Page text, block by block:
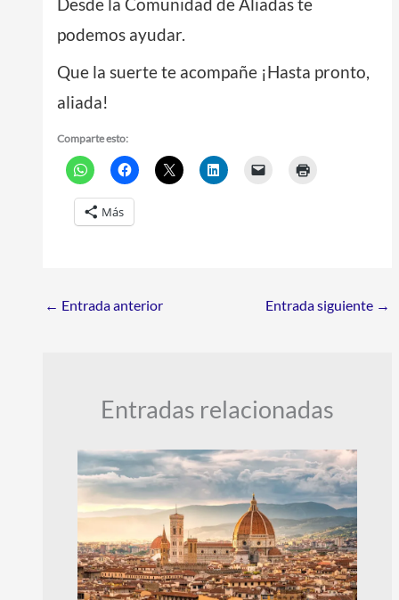
Desde la Comunidad de Aliadas te
podemos ayudar.
Que la suerte te acompañe ¡Hasta pronto,
aliada!
Comparte esto:
Más
← Entrada anterior Entrada siguiente →
Entradas relacionadas